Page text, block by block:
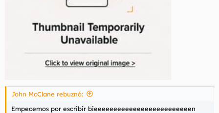
John McClane rebuznó:
Empecemos por escribir bieeeeeeeeeeeeeeeeeeeeeeeeen